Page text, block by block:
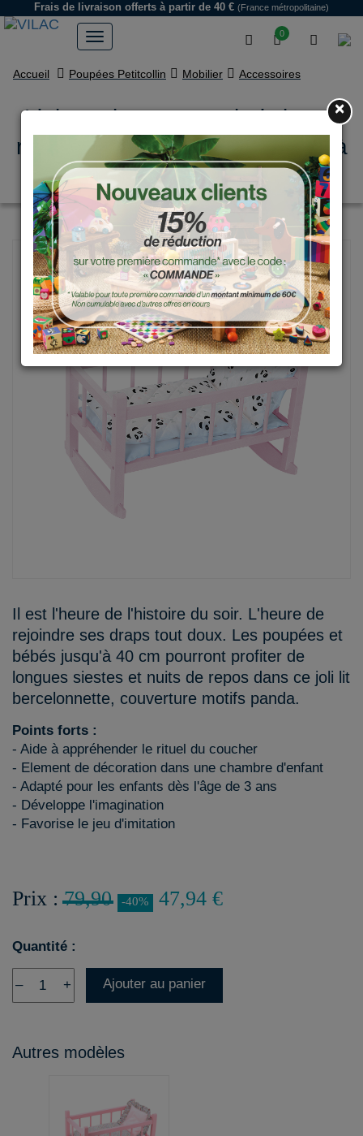
0
Frais de livraison offerts à partir de 40 € (France métropolitaine)
Accueil Poupées Petitcollin Mobilier Accessoires
Lit bercelonnette en bois laqué
rose panda pour poupée jusqu'à
40 cm
Il est l'heure de l'histoire du soir. L'heure de
rejoindre ses draps tout doux. Les poupées et
bébés jusqu'à 40 cm pourront profiter de
longues siestes et nuits de repos dans ce joli lit
bercelonnette, couverture motifs panda.
Points forts :
- Aide à appréhender le rituel du coucher
- Element de décoration dans une chambre d'enfant
- Adapté pour les enfants dès l'âge de 3 ans
- Développe l'imagination
- Favorise le jeu d'imitation
Prix :79,90 -40% 47,94 €
Quantité :
– + Ajouter au panier
Autres modèles
×